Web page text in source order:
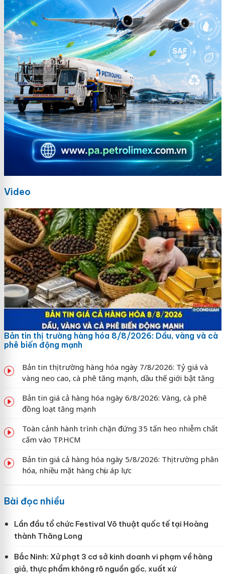
Video
Bản tin thị trường hàng hóa 8/8/2026: Dầu, vàng và cà
phê biến động mạnh
Bản tin thị trường hàng hóa ngày 7/8/2026: Tỷ giá và
vàng neo cao, cà phê tăng mạnh, dầu thế giới bật tăng
Bản tin giá cả hàng hóa ngày 6/8/2026: Vàng, cà phê
đồng loạt tăng mạnh
Toàn cảnh hành trình chặn đứng 35 tấn heo nhiễm chất
cấm vào TP.HCM
Bản tin giá cả hàng hóa ngày 5/8/2026: Thị trường phân
hóa, nhiều mặt hàng chịu áp lực
Bài đọc nhiều
Lần đầu tổ chức Festival Võ thuật quốc tế tại Hoàng
thành Thăng Long
Bắc Ninh: Xử phạt 3 cơ sở kinh doanh vi phạm về hàng
giả, thực phẩm không rõ nguồn gốc, xuất xứ